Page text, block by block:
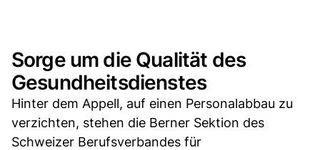
Sorge um die Qualität des
Gesundheitsdienstes
Hinter dem Appell, auf einen Personalabbau zu
verzichten, stehen die Berner Sektion des
Schweizer Berufsverbandes für